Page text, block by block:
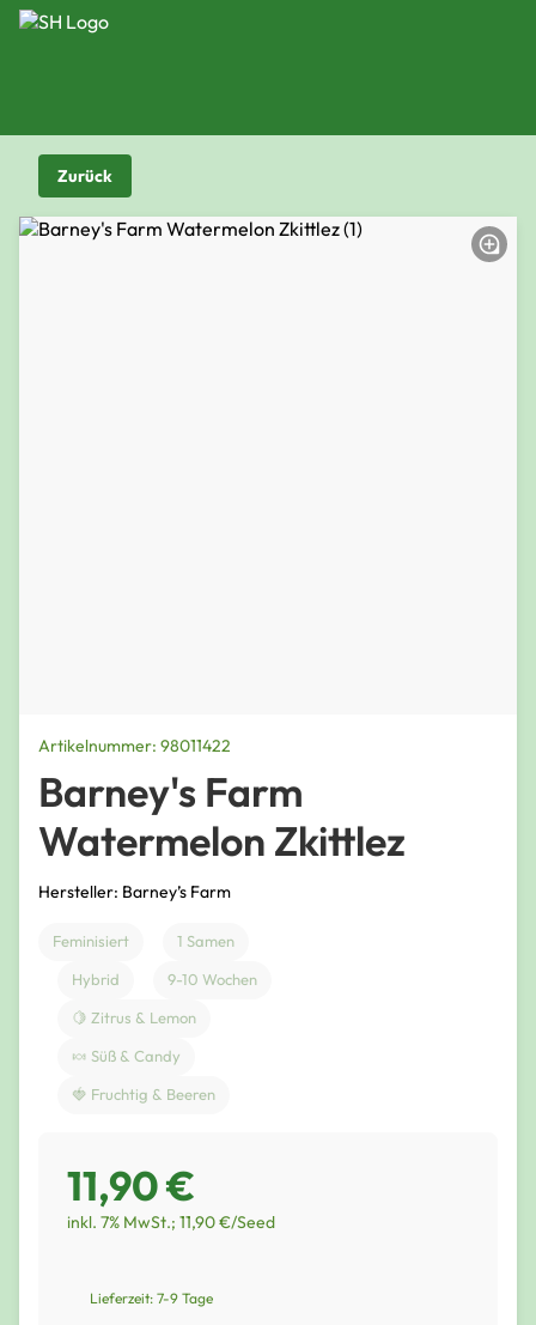
Zurück
Artikelnummer: 98011422
Barney's Farm
Watermelon Zkittlez
Hersteller: Barney’s Farm
Feminisiert
1 Samen
Hybrid
9-10 Wochen
🍋 Zitrus & Lemon
🍬 Süß & Candy
🍓 Fruchtig & Beeren
11,90 €
inkl. 7% MwSt.; 11,90 €/Seed
Lieferzeit: 7-9 Tage